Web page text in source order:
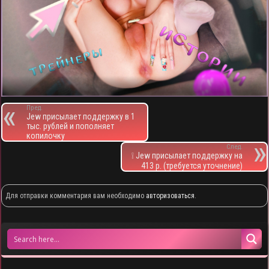
Пред.
Jew присылает поддержку в 1
тыс. рублей и пополняет
копилочку
След.
❕ Jew присылает поддержку на
413 р. (требуется уточнение)
Для отправки комментария вам необходимо авторизоваться.